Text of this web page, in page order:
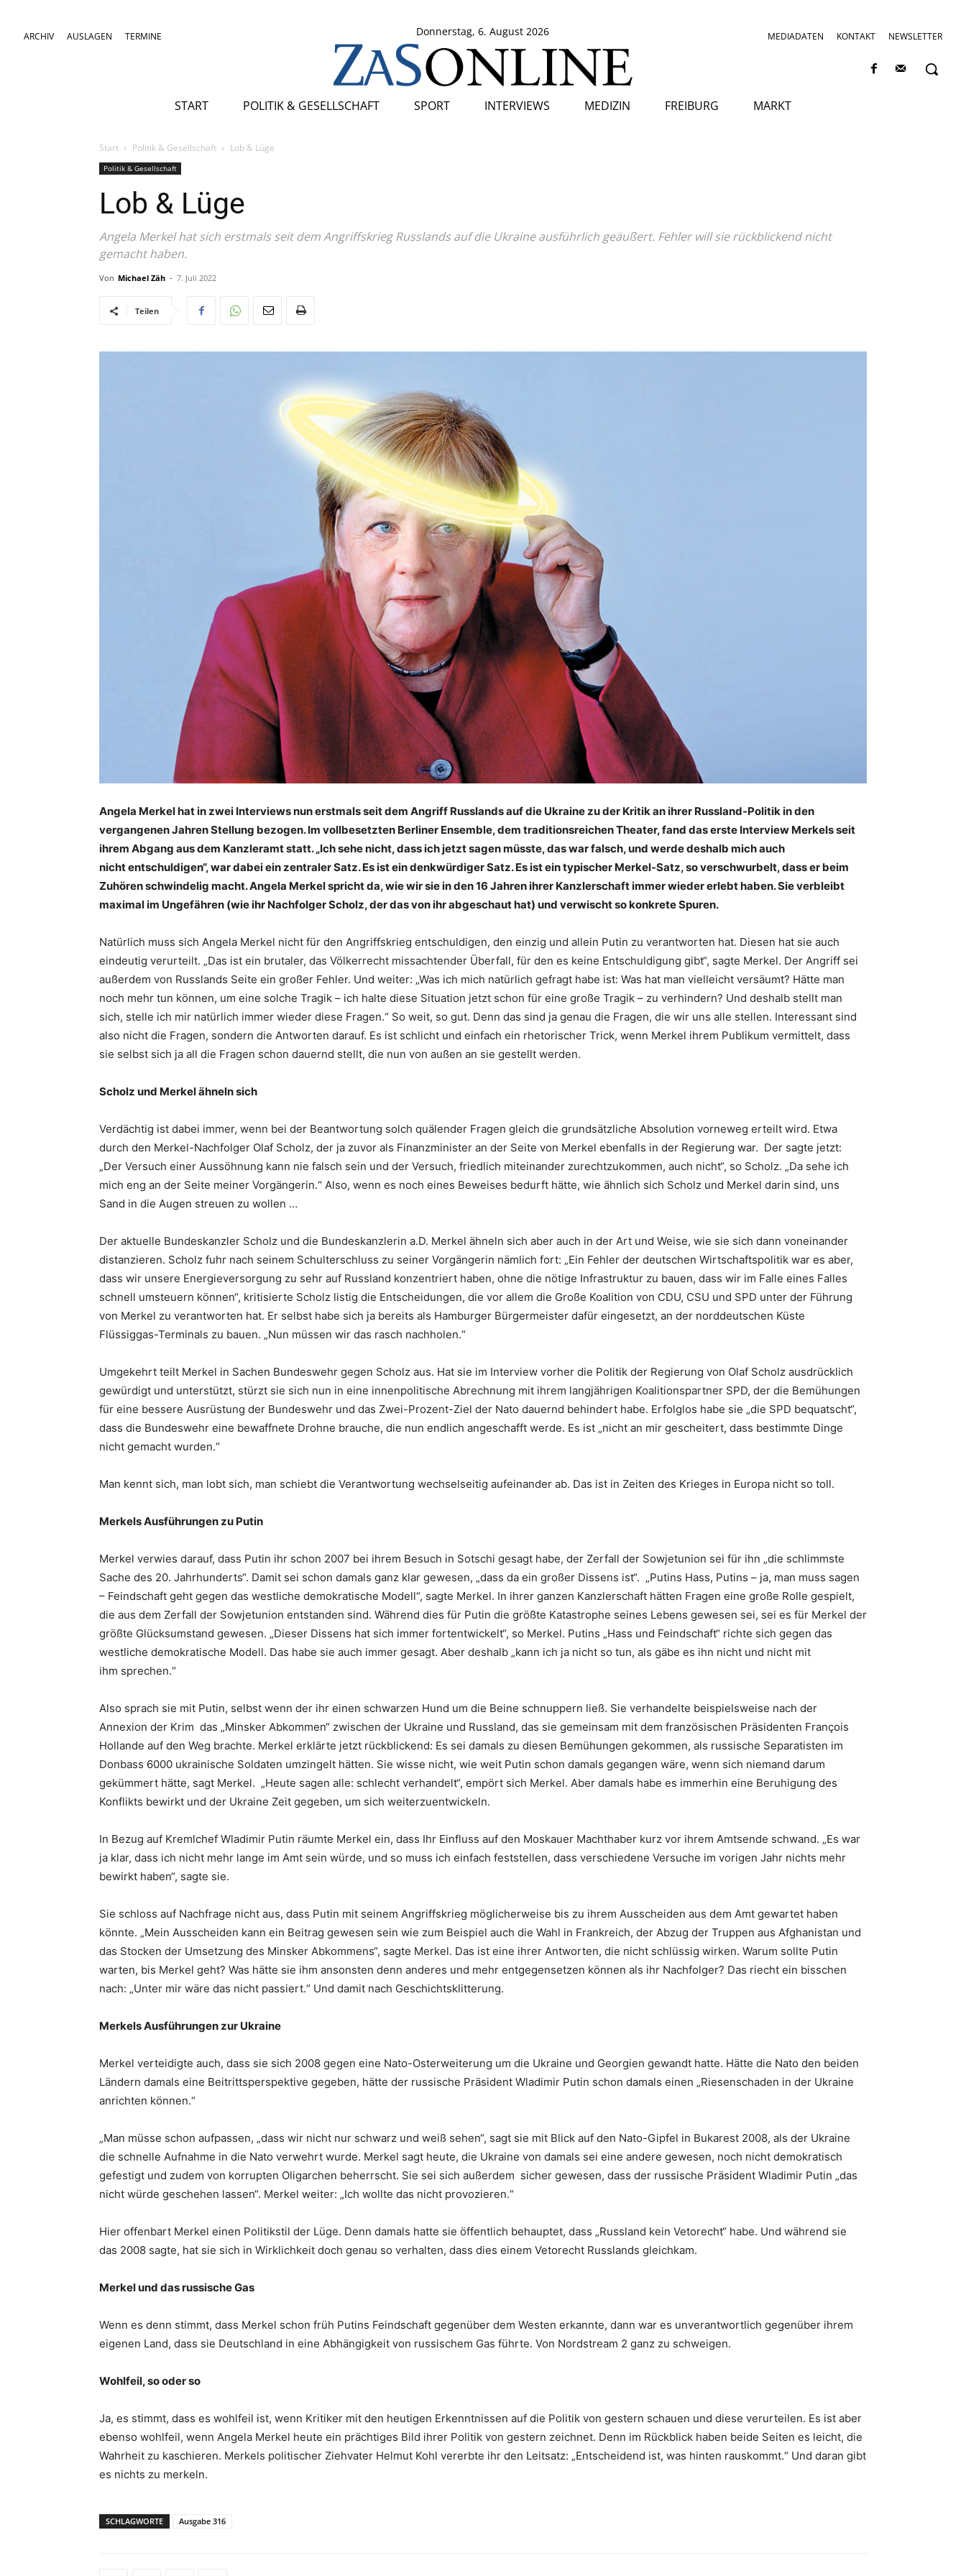
ARCHIV AUSLAGEN TERMINE Donnerstag, 6. August 2026 MEDIADATEN KONTAKT NEWSLETTER
START POLITIK & GESELLSCHAFT SPORT INTERVIEWS MEDIZIN FREIBURG MARKT
Start Politik & Gesellschaft Lob & Lüge
Politik & Gesellschaft
Lob & Lüge
Angela Merkel hat sich erstmals seit dem Angriffskrieg Russlands auf die Ukraine ausführlich geäußert. Fehler will sie rückblickend nicht
gemacht haben.
Von Michael Zäh - 7. Juli 2022
Teilen
Angela Merkel hat in zwei Interviews nun erstmals seit dem Angriff Russlands auf die Ukraine zu der Kritik an ihrer Russland-Politik in den
vergangenen Jahren Stellung bezogen. Im vollbesetzten Berliner Ensemble, dem traditionsreichen Theater, fand das erste Interview Merkels seit
ihrem Abgang aus dem Kanzleramt statt. „Ich sehe nicht, dass ich jetzt sagen müsste, das war falsch, und werde deshalb mich auch
nicht entschuldigen“, war dabei ein zentraler Satz. Es ist ein denkwürdiger Satz. Es ist ein typischer Merkel-Satz, so verschwurbelt, dass er beim
Zuhören schwindelig macht. Angela Merkel spricht da, wie wir sie in den 16 Jahren ihrer Kanzlerschaft immer wieder erlebt haben. Sie verbleibt
maximal im Ungefähren (wie ihr Nachfolger Scholz, der das von ihr abgeschaut hat) und verwischt so konkrete Spuren.
Natürlich muss sich Angela Merkel nicht für den Angriffskrieg entschuldigen, den einzig und allein Putin zu verantworten hat. Diesen hat sie auch
eindeutig verurteilt. „Das ist ein brutaler, das Völkerrecht missachtender Überfall, für den es keine Entschuldigung gibt“, sagte Merkel. Der Angriff sei
außerdem von Russlands Seite ein großer Fehler. Und weiter: „Was ich mich natürlich gefragt habe ist: Was hat man vielleicht versäumt? Hätte man
noch mehr tun können, um eine solche Tragik – ich halte diese Situation jetzt schon für eine große Tragik – zu verhindern? Und deshalb stellt man
sich, stelle ich mir natürlich immer wieder diese Fragen.“ So weit, so gut. Denn das sind ja genau die Fragen, die wir uns alle stellen. Interessant sind
also nicht die Fragen, sondern die Antworten darauf. Es ist schlicht und einfach ein rhetorischer Trick, wenn Merkel ihrem Publikum vermittelt, dass
sie selbst sich ja all die Fragen schon dauernd stellt, die nun von außen an sie gestellt werden.
Scholz und Merkel ähneln sich
Verdächtig ist dabei immer, wenn bei der Beantwortung solch quälender Fragen gleich die grundsätzliche Absolution vorneweg erteilt wird. Etwa
durch den Merkel-Nachfolger Olaf Scholz, der ja zuvor als Finanzminister an der Seite von Merkel ebenfalls in der Regierung war. Der sagte jetzt:
„Der Versuch einer Aussöhnung kann nie falsch sein und der Versuch, friedlich miteinander zurechtzukommen, auch nicht“, so Scholz. „Da sehe ich
mich eng an der Seite meiner Vorgängerin.“ Also, wenn es noch eines Beweises bedurft hätte, wie ähnlich sich Scholz und Merkel darin sind, uns
Sand in die Augen streuen zu wollen …
Der aktuelle Bundeskanzler Scholz und die Bundeskanzlerin a.D. Merkel ähneln sich aber auch in der Art und Weise, wie sie sich dann voneinander
distanzieren. Scholz fuhr nach seinem Schulterschluss zu seiner Vorgängerin nämlich fort: „Ein Fehler der deutschen Wirtschaftspolitik war es aber,
dass wir unsere Energieversorgung zu sehr auf Russland konzentriert haben, ohne die nötige Infrastruktur zu bauen, dass wir im Falle eines Falles
schnell umsteuern können“, kritisierte Scholz listig die Entscheidungen, die vor allem die Große Koalition von CDU, CSU und SPD unter der Führung
von Merkel zu verantworten hat. Er selbst habe sich ja bereits als Hamburger Bürgermeister dafür eingesetzt, an der norddeutschen Küste
Flüssiggas-Terminals zu bauen. „Nun müssen wir das rasch nachholen.“
Umgekehrt teilt Merkel in Sachen Bundeswehr gegen Scholz aus. Hat sie im Interview vorher die Politik der Regierung von Olaf Scholz ausdrücklich
gewürdigt und unterstützt, stürzt sie sich nun in eine innenpolitische Abrechnung mit ihrem langjährigen Koalitionspartner SPD, der die Bemühungen
für eine bessere Ausrüstung der Bundeswehr und das Zwei-Prozent-Ziel der Nato dauernd behindert habe. Erfolglos habe sie „die SPD bequatscht“,
dass die Bundeswehr eine bewaffnete Drohne brauche, die nun endlich angeschafft werde. Es ist „nicht an mir gescheitert, dass bestimmte Dinge
nicht gemacht wurden.“
Man kennt sich, man lobt sich, man schiebt die Verantwortung wechselseitig aufeinander ab. Das ist in Zeiten des Krieges in Europa nicht so toll.
Merkels Ausführungen zu Putin
Merkel verwies darauf, dass Putin ihr schon 2007 bei ihrem Besuch in Sotschi gesagt habe, der Zerfall der Sowjetunion sei für ihn „die schlimmste
Sache des 20. Jahrhunderts“. Damit sei schon damals ganz klar gewesen, „dass da ein großer Dissens ist“. „Putins Hass, Putins – ja, man muss sagen
– Feindschaft geht gegen das westliche demokratische Modell“, sagte Merkel. In ihrer ganzen Kanzlerschaft hätten Fragen eine große Rolle gespielt,
die aus dem Zerfall der Sowjetunion entstanden sind. Während dies für Putin die größte Katastrophe seines Lebens gewesen sei, sei es für Merkel der
größte Glücksumstand gewesen. „Dieser Dissens hat sich immer fortentwickelt“, so Merkel. Putins „Hass und Feindschaft“ richte sich gegen das
westliche demokratische Modell. Das habe sie auch immer gesagt. Aber deshalb „kann ich ja nicht so tun, als gäbe es ihn nicht und nicht mit
ihm sprechen.“
Also sprach sie mit Putin, selbst wenn der ihr einen schwarzen Hund um die Beine schnuppern ließ. Sie verhandelte beispielsweise nach der
Annexion der Krim das „Minsker Abkommen“ zwischen der Ukraine und Russland, das sie gemeinsam mit dem französischen Präsidenten François
Hollande auf den Weg brachte. Merkel erklärte jetzt rückblickend: Es sei damals zu diesen Bemühungen gekommen, als russische Separatisten im
Donbass 6000 ukrainische Soldaten umzingelt hätten. Sie wisse nicht, wie weit Putin schon damals gegangen wäre, wenn sich niemand darum
gekümmert hätte, sagt Merkel. „Heute sagen alle: schlecht verhandelt“, empört sich Merkel. Aber damals habe es immerhin eine Beruhigung des
Konflikts bewirkt und der Ukraine Zeit gegeben, um sich weiterzuentwickeln.
In Bezug auf Kremlchef Wladimir Putin räumte Merkel ein, dass Ihr Einfluss auf den Moskauer Machthaber kurz vor ihrem Amtsende schwand. „Es war
ja klar, dass ich nicht mehr lange im Amt sein würde, und so muss ich einfach feststellen, dass verschiedene Versuche im vorigen Jahr nichts mehr
bewirkt haben“, sagte sie.
Sie schloss auf Nachfrage nicht aus, dass Putin mit seinem Angriffskrieg möglicherweise bis zu ihrem Ausscheiden aus dem Amt gewartet haben
könnte. „Mein Ausscheiden kann ein Beitrag gewesen sein wie zum Beispiel auch die Wahl in Frankreich, der Abzug der Truppen aus Afghanistan und
das Stocken der Umsetzung des Minsker Abkommens“, sagte Merkel. Das ist eine ihrer Antworten, die nicht schlüssig wirken. Warum sollte Putin
warten, bis Merkel geht? Was hätte sie ihm ansonsten denn anderes und mehr entgegensetzen können als ihr Nachfolger? Das riecht ein bisschen
nach: „Unter mir wäre das nicht passiert.“ Und damit nach Geschichtsklitterung.
Merkels Ausführungen zur Ukraine
Merkel verteidigte auch, dass sie sich 2008 gegen eine Nato-Osterweiterung um die Ukraine und Georgien gewandt hatte. Hätte die Nato den beiden
Ländern damals eine Beitrittsperspektive gegeben, hätte der russische Präsident Wladimir Putin schon damals einen „Riesenschaden in der Ukraine
anrichten können.“
„Man müsse schon aufpassen, „dass wir nicht nur schwarz und weiß sehen“, sagt sie mit Blick auf den Nato-Gipfel in Bukarest 2008, als der Ukraine
die schnelle Aufnahme in die Nato verwehrt wurde. Merkel sagt heute, die Ukraine von damals sei eine andere gewesen, noch nicht demokratisch
gefestigt und zudem von korrupten Oligarchen beherrscht. Sie sei sich außerdem sicher gewesen, dass der russische Präsident Wladimir Putin „das
nicht würde geschehen lassen“. Merkel weiter: „Ich wollte das nicht provozieren.“
Hier offenbart Merkel einen Politikstil der Lüge. Denn damals hatte sie öffentlich behauptet, dass „Russland kein Vetorecht“ habe. Und während sie
das 2008 sagte, hat sie sich in Wirklichkeit doch genau so verhalten, dass dies einem Vetorecht Russlands gleichkam.
Merkel und das russische Gas
Wenn es denn stimmt, dass Merkel schon früh Putins Feindschaft gegenüber dem Westen erkannte, dann war es unverantwortlich gegenüber ihrem
eigenen Land, dass sie Deutschland in eine Abhängigkeit von russischem Gas führte. Von Nordstream 2 ganz zu schweigen.
Wohlfeil, so oder so
Ja, es stimmt, dass es wohlfeil ist, wenn Kritiker mit den heutigen Erkenntnissen auf die Politik von gestern schauen und diese verurteilen. Es ist aber
ebenso wohlfeil, wenn Angela Merkel heute ein prächtiges Bild ihrer Politik von gestern zeichnet. Denn im Rückblick haben beide Seiten es leicht, die
Wahrheit zu kaschieren. Merkels politischer Ziehvater Helmut Kohl vererbte ihr den Leitsatz: „Entscheidend ist, was hinten rauskommt.“ Und daran gibt
es nichts zu merkeln.
SCHLAGWORTE Ausgabe 316